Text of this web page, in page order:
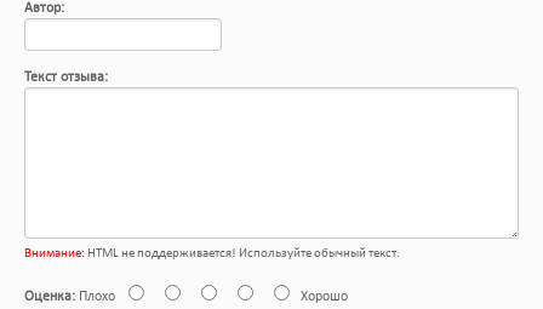
Автор:
Текст отзыва:
Внимание: HTML не поддерживается! Используйте обычный текст.
Оценка: Плохо Хорошо